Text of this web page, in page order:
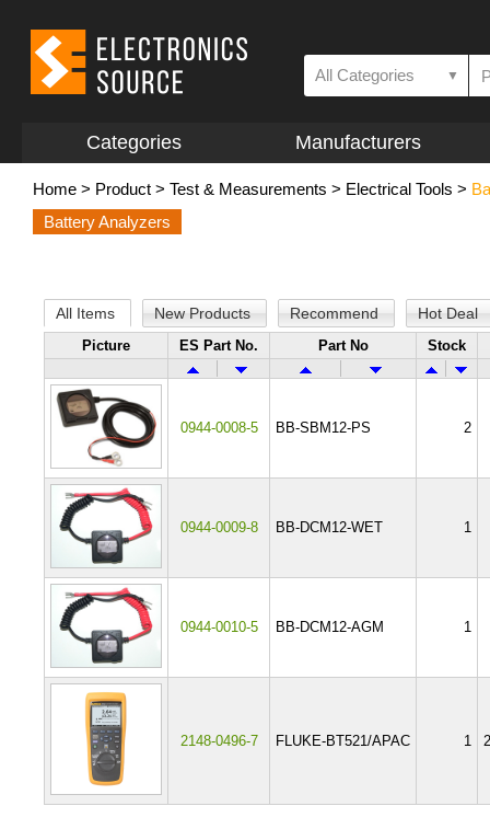
All Categories ▼
Categories Manufacturers
Home > Product > Test & Measurements > Electrical Tools >
Battery Analyzers
All Items New Products Recommend Hot Deal
Picture ES Part No. Part No Stock
0944-0008-5 BB-SBM12-PS 2
0944-0009-8 BB-DCM12-WET 1
0944-0010-5 BB-DCM12-AGM 1
2148-0496-7 FLUKE-BT521/APAC 1